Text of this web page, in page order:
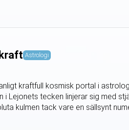
Astrologi
kraftfull kosmisk portal i
i Lejonets tecken linjerar sig med
kulmen tack vare en sällsynt